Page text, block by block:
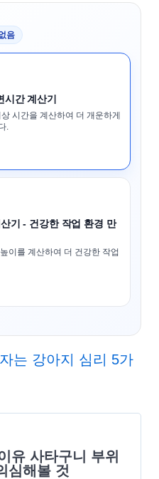
음
간 계산기
시간을 계산하여 더 개운하게
.
기 - 건강한 작업 환경 만
이를 계산하여 더 건강한 작업
는 강아지 심리 5가
유 사타구니 부위
심해볼 것